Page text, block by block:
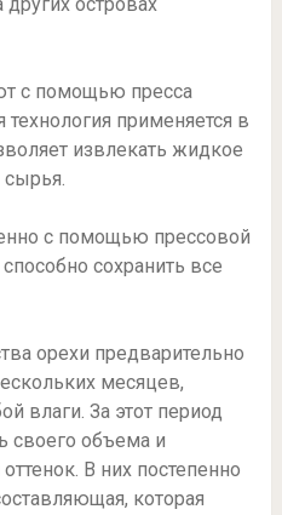
с помощью пресса
применяется в
извлекать жидкое
с помощью прессовой
сохранить все
орехи предварительно
месяцев,
влаги. За этот период
своего объема и
В них постепенно
которая